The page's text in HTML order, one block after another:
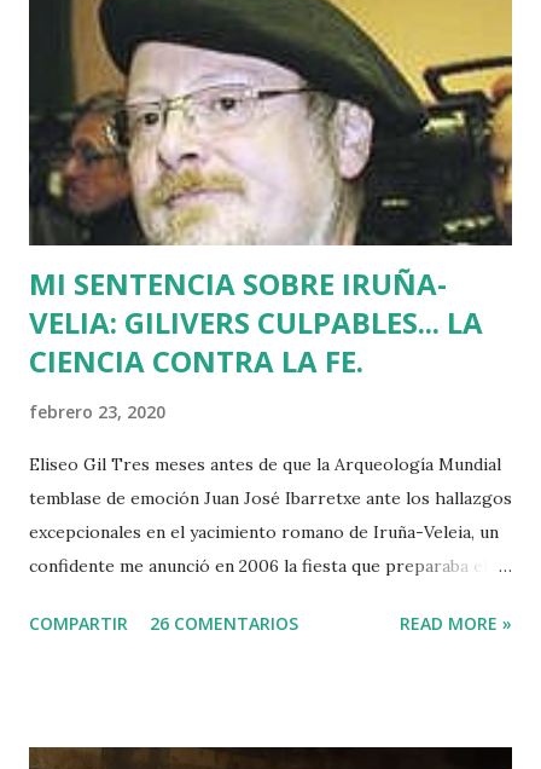
dirigente de Sortu. Tras aquel vil secuestro, las calles de
Euskadi dejaron de ser dominadas por ETA y su entorno
político. Nadie recuerda en Bilbao una manifestación mayor
que la que había pedido la liberación de Miguel Angel
Blanco horas antes de su asesinato: concentró a más de
medio millón de personas. Fuimos muchos los que
descubrimos que l...
MI SENTENCIA SOBRE IRUÑA-
VELIA: GILIVERS CULPABLES... LA
CIENCIA CONTRA LA FE.
febrero 23, 2020
Eliseo Gil Tres meses antes de que la Arqueología Mundial
temblase de emoción Juan José Ibarretxe ante los hallazgos
excepcionales en el yacimiento romano de Iruña-Veleia, un
confidente me anunció en 2006 la fiesta que preparaba el
primer calvario de la Cristiandad (con un sonrojante RIP en
COMPARTIR 26 COMENTARIOS READ MORE »